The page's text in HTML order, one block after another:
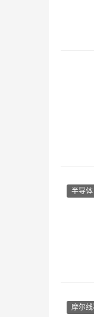
半导体
摩尔